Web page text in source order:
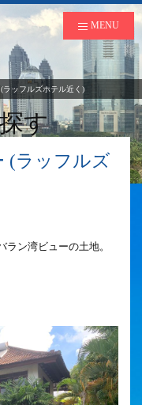
MENU
ラッフルズホテル近く)
す
(ラッフルズ
ン湾ビューの土地。